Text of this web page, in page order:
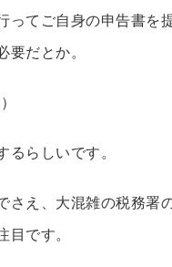
ってご自身の申告書を
だとか。
らしいです。
さえ、大混雑の税務署
です。